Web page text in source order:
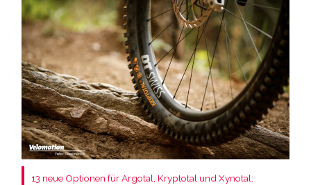
13 neue Optionen für Argotal, Kryptotal und Xynotal: